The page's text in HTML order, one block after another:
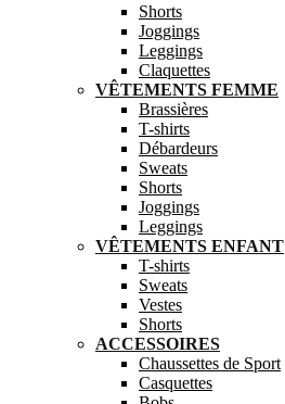
Shorts
Joggings
Leggings
Claquettes
VÊTEMENTS FEMME
Brassières
T-shirts
Débardeurs
Sweats
Shorts
Joggings
Leggings
VÊTEMENTS ENFANT
T-shirts
Sweats
Vestes
Shorts
ACCESSOIRES
Chaussettes de Sport
Casquettes